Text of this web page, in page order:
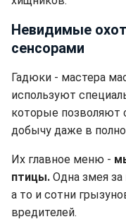
Невидимые
сенсорами
Гадюки - мастера
используют
которые позволяют
добычу даже в
Их главное меню -
птицы. Одна змея
а то и сотни
вредителей.